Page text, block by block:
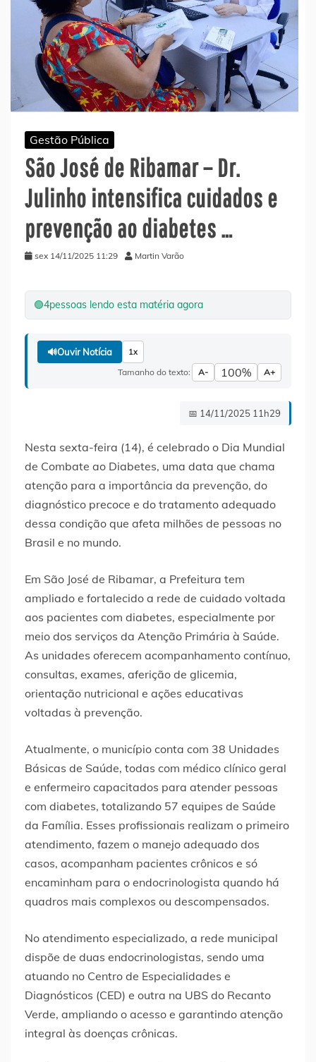
Gestão Pública
São José de Ribamar – Dr.
Julinho intensifica cuidados e
prevenção ao diabetes …
sex 14/11/2025 11:29 Martin Varão
🟢4pessoas lendo esta matéria agora
🔊Ouvir Notícia 1x
Tamanho do texto: A- 100% A+
📅 14/11/2025 11h29
Nesta sexta-feira (14), é celebrado o Dia Mundial
de Combate ao Diabetes, uma data que chama
atenção para a importância da prevenção, do
diagnóstico precoce e do tratamento adequado
dessa condição que afeta milhões de pessoas no
Brasil e no mundo.
Em São José de Ribamar, a Prefeitura tem
ampliado e fortalecido a rede de cuidado voltada
aos pacientes com diabetes, especialmente por
meio dos serviços da Atenção Primária à Saúde.
As unidades oferecem acompanhamento contínuo,
consultas, exames, aferição de glicemia,
orientação nutricional e ações educativas
voltadas à prevenção.
Atualmente, o município conta com 38 Unidades
Básicas de Saúde, todas com médico clínico geral
e enfermeiro capacitados para atender pessoas
com diabetes, totalizando 57 equipes de Saúde
da Família. Esses profissionais realizam o primeiro
atendimento, fazem o manejo adequado dos
casos, acompanham pacientes crônicos e só
encaminham para o endocrinologista quando há
quadros mais complexos ou descompensados.
No atendimento especializado, a rede municipal
dispõe de duas endocrinologistas, sendo uma
atuando no Centro de Especialidades e
Diagnósticos (CED) e outra na UBS do Recanto
Verde, ampliando o acesso e garantindo atenção
integral às doenças crônicas.